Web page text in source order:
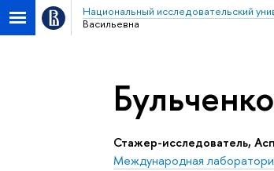
Национальный исследовательский
Васильевна
Стажер-исследователь,
Международная